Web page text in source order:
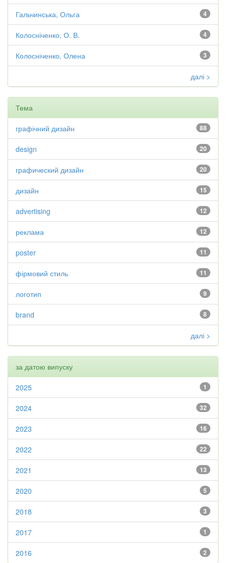
4
Гальчинська, Ольга
4
Колосніченко, О. В.
3
Колосніченко, Олена
далі >
Тема
88
графічний дизайн
20
design
20
графический дизайн
15
дизайн
12
advertising
12
реклама
11
poster
11
фірмовий стиль
9
логотип
8
brand
далі >
за датою випуску
1
2025
32
2024
16
2023
22
2022
13
2021
5
2020
3
2018
1
2017
2
2016